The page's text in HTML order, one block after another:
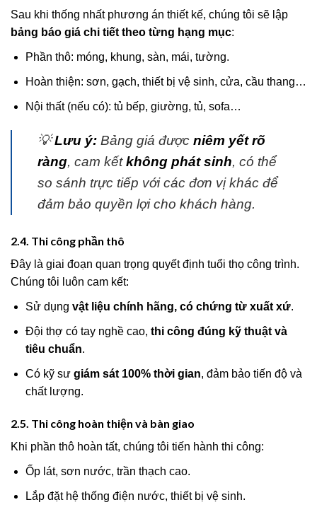
Sau khi thống nhất phương án thiết kế, chúng tôi sẽ lập
bảng báo giá chi tiết theo từng hạng mục:
Phần thô: móng, khung, sàn, mái, tường.
Hoàn thiện: sơn, gạch, thiết bị vệ sinh, cửa, cầu thang…
Nội thất (nếu có): tủ bếp, giường, tủ, sofa…
💡Lưu ý: Bảng giá được niêm yết rõ
ràng, cam kếtkhông phát sinh, có thể
so sánh trực tiếp với các đơn vị khác để
đảm bảo quyền lợi cho khách hàng.
2.4. Thi công phần thô
Đây là giai đoạn quan trọng quyết định tuổi thọ công trình.
Chúng tôi luôn cam kết:
Sử dụng vật liệu chính hãng, có chứng từ xuất xứ.
Đội thợ có tay nghề cao, thi công đúng kỹ thuật và
tiêu chuẩn.
Có kỹ sư giám sát 100% thời gian, đảm bảo tiến độ và
chất lượng.
2.5. Thi công hoàn thiện và bàn giao
Khi phần thô hoàn tất, chúng tôi tiến hành thi công:
Ốp lát, sơn nước, trần thạch cao.
Lắp đặt hệ thống điện nước, thiết bị vệ sinh.